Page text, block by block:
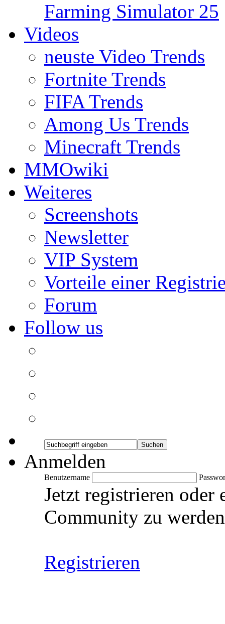
Farming Simulator 25
Videos
neuste Video Trends
Fortnite Trends
FIFA Trends
Among Us Trends
Minecraft Trends
MMOwiki
Weiteres
Screenshots
Newsletter
VIP System
Vorteile einer
Forum
Follow us
Anmelden
Benutzername
Jetzt registrieren
Community zu
Registrieren